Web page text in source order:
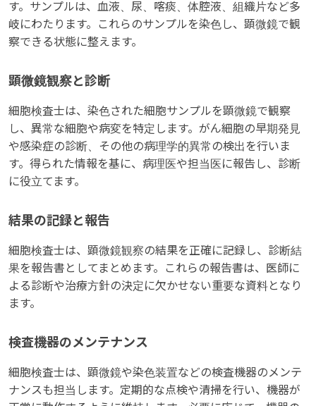
す。サンプルは、血液、尿、喀痰、体腔液、組織片など多
岐にわたります。これらのサンプルを染色し、顕微鏡で観
察できる状態に整えます。
顕微鏡観察と診断
細胞検査士は、染色された細胞サンプルを顕微鏡で観察
し、異常な細胞や病変を特定します。がん細胞の早期発見
や感染症の診断、その他の病理学的異常の検出を行いま
す。得られた情報を基に、病理医や担当医に報告し、診断
に役立てます。
結果の記録と報告
細胞検査士は、顕微鏡観察の結果を正確に記録し、診断結
果を報告書としてまとめます。これらの報告書は、医師に
よる診断や治療方針の決定に欠かせない重要な資料となり
ます。
検査機器のメンテナンス
細胞検査士は、顕微鏡や染色装置などの検査機器のメンテ
ナンスも担当します。定期的な点検や清掃を行い、機器が